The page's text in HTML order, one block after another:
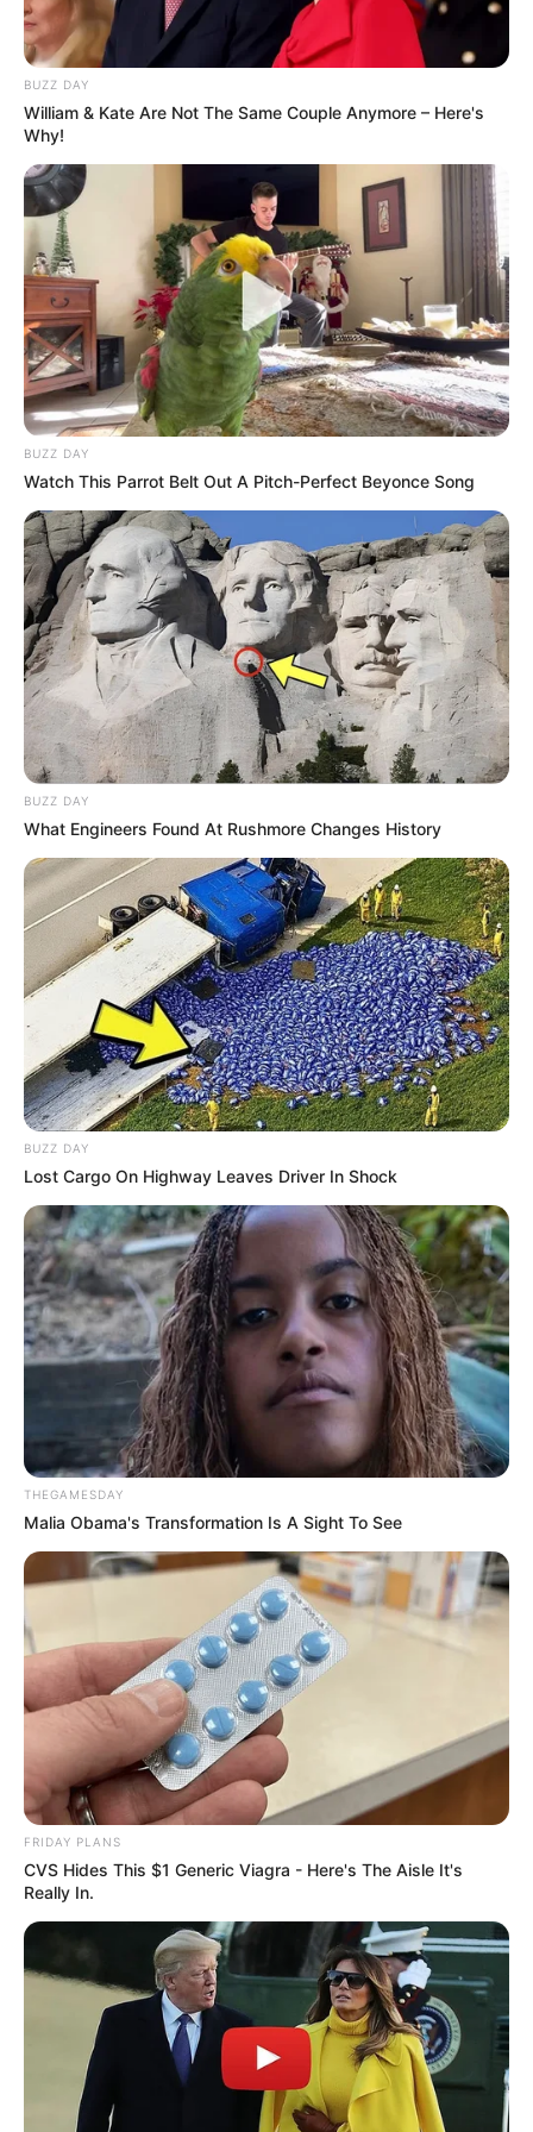
Abaixo separamos um vídeo tutorial de laço com
fita dupla simples. Veja como é fácil fazer esse
modelo.
Passo a passo:Janaína Gonçalves
Laço duplo
Como o próprio nome diz, a ideia desse laço é
parecer que existem dois laços simples
sobrepostos. Mas, calma! Você vai ver que esse
laço é mais fácil de fazer do que parece. Confira
na prática como fazer:
Passo a passo:Laçariando com Mari Lopes
Laço formosura de gorgurão
Agora que você está começando a pegar o jeito,
vamos aumentar o nível de dificuldade. Confira
abaixo o passo a passo do laço de gorgorão.
Laço simples franzido duplo
Além de lindo, o laço franzido duplo é muito
elegante e sofisticado, ideal para eventos, como
casamentos, formaturas etc. Veja abaixo como
fazer:
Passo a passo:
BUZZ DAY
William & Kate Are Not The Same Couple Anymore – Here's
Why!
BUZZ DAY
Watch This Parrot Belt Out A Pitch-Perfect Beyonce Song
BUZZ DAY
What Engineers Found At Rushmore Changes History
BUZZ DAY
Lost Cargo On Highway Leaves Driver In Shock
THEGAMESDAY
Malia Obama's Transformation Is A Sight To See
FRIDAY PLANS
CVS Hides This $1 Generic Viagra - Here's The Aisle It's
Really In.